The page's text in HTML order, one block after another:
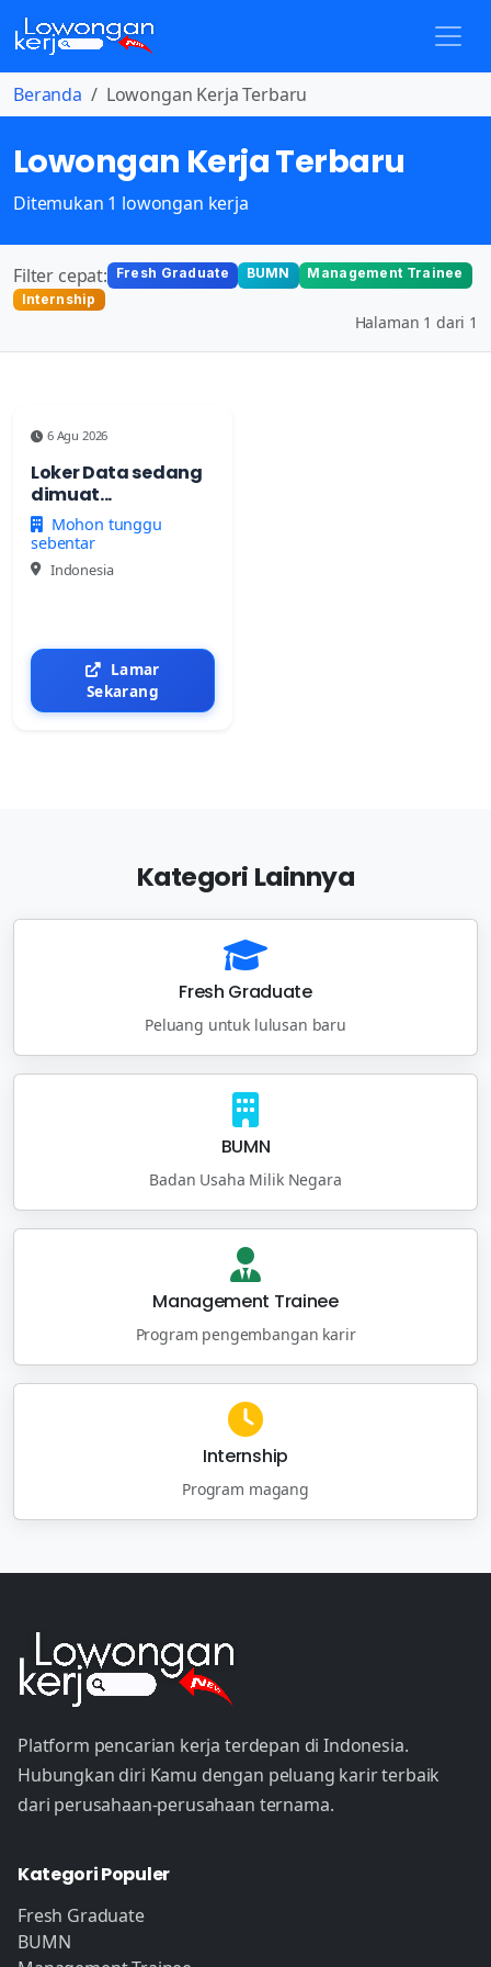
Beranda Lowongan Kerja Terbaru
Lowongan Kerja Terbaru
Ditemukan 1 lowongan kerja
Filter cepat: Fresh Graduate BUMN
Management Trainee
Internship
Halaman 1 dari 1
6 Agu 2026
Loker Data sedang
dimuat...
Mohon tunggu
sebentar
Indonesia
Lamar
Sekarang
Kategori Lainnya
Fresh Graduate
Peluang untuk lulusan baru
BUMN
Badan Usaha Milik Negara
Management Trainee
Program pengembangan karir
Internship
Program magang
Platform pencarian kerja terdepan di Indonesia.
Hubungkan diri Kamu dengan peluang karir terbaik
dari perusahaan-perusahaan ternama.
Kategori Populer
Fresh Graduate
BUMN